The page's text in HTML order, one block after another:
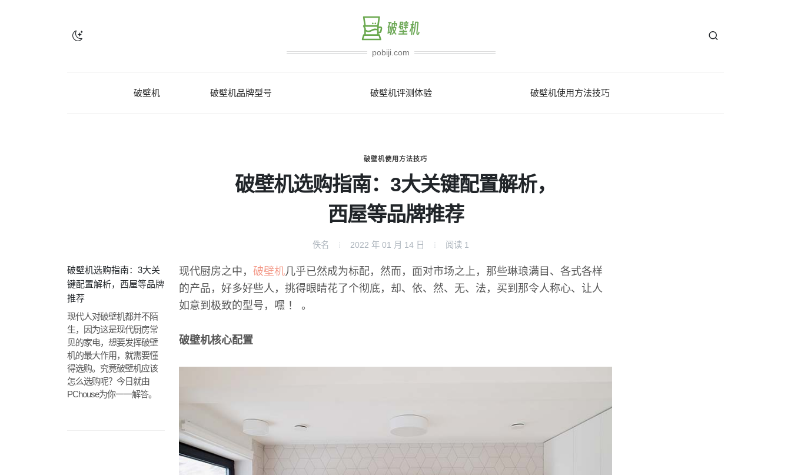
pobiji.com
破壁机 破壁机品牌型号 破壁机评测体验 破壁机使用方法技巧
破壁机使用方法技巧
破壁机选购指南：3大关键配置解析，
西屋等品牌推荐
佚名 2022 年 01 月 14 日 阅读 1
破壁机选购指南：3大关
键配置解析，西屋等品牌
推荐
现代人对破壁机都并不陌
生，因为这是现代厨房常
见的家电，想要发挥破壁
机的最大作用，就需要懂
得选购。究竟破壁机应该
怎么选购呢？今日就由
PChouse为你一一解答。
现代厨房之中， 破壁机几乎已然成为标配，然而，面对市场之上，那些琳琅满目、各式各样
的产品，好多好些人，挑得眼睛花了个彻底，却、依、然、无、法，买到那令人称心、让人
如意到极致的型号，嘿 ！ 。
破壁机核心配置